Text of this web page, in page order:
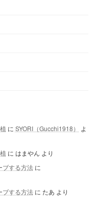
に SYORI（Gucchi1918）
よ
に はまやん より
ブする方法に
ブする方法に たあ より